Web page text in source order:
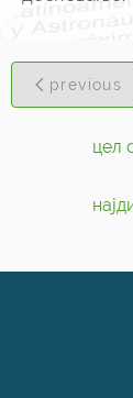
previous
цел